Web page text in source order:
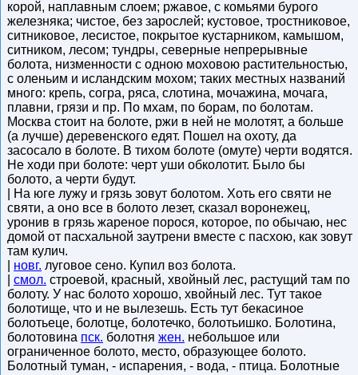
корой, наплавным слоем; ржавое, с комьями бурого
железняка; чистое, без зарослей; кустовое, тростниковое,
ситниковое, лесистое, покрытое кустарником, камышом,
ситником, лесом; тундры, северные непрерывные
болота, низменности с одною моховою растительностью,
с оленьим и исландским мохом; таких местных названий
много: крепь, согра, ряса, слотина, мочажина, мочага,
плавни, грязи и пр. По мхам, по борам, по болотам.
Москва стоит на болоте, ржи в ней не молотят, а больше
(а лучше) деревенского едят. Пошел на охоту, да
засосало в болоте. В тихом болоте (омуте) черти водятся.
Не ходи при болоте: черт уши обколотит. Было бы
болото, а черти будут.
| На юге лужу и грязь зовут болотом. Хоть его святи не
святи, а оно все в болото лезет, сказал воронежец,
уронив в грязь жареное порося, которое, по обычаю, нес
домой от пасхальной заутрени вместе с пасхою, как зовут
там кулич.
новг. луговое сено. Купил воз болота.
смол. строевой, красный, хвойный лес, растущий там по
болоту. У нас болото хорошо, хвойный лес. Тут такое
болотище, что и не вылезешь. Есть тут бекасиное
болотьеце, болотце, болотечко, болотьишко. Болотина,
болотовина пск. болотня жен. небольшое или
ограниченное болото, место, образующее болото.
Болотный туман, - испарения, - вода, - птица. Болотные